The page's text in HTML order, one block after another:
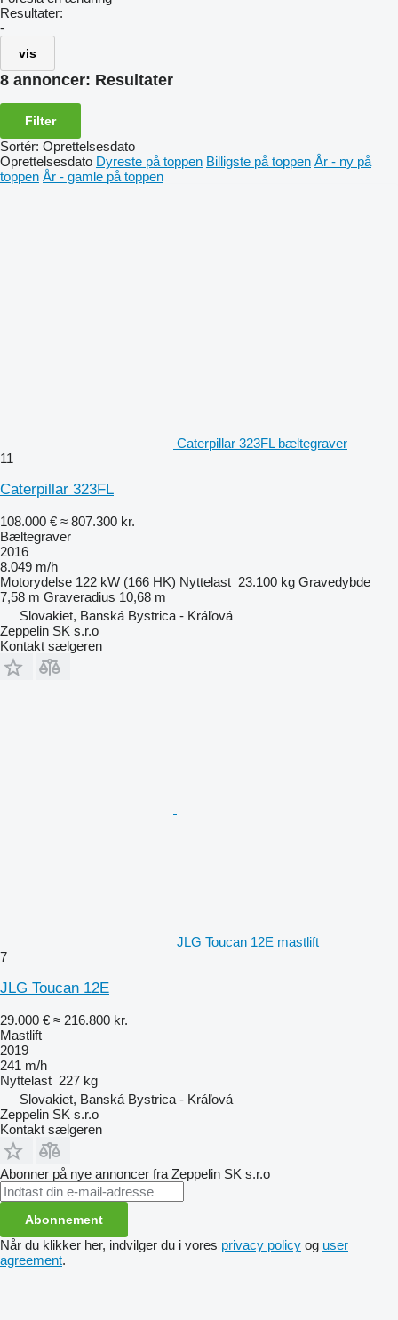
Resultater:
-
vis
8 annoncer: Resultater
Filter
Sortér: Oprettelsesdato
Oprettelsesdato Dyreste på toppen Billigste på toppen År - ny på
toppen År - gamle på toppen
Caterpillar 323FL bæltegraver
11
Caterpillar 323FL
108.000 € ≈ 807.300 kr.
Bæltegraver
2016
8.049 m/h
Motorydelse 122 kW (166 HK) Nyttelast 23.100 kg Gravedybde
7,58 m Graveradius 10,68 m
Slovakiet, Banská Bystrica - Kráľová
Zeppelin SK s.r.o
Kontakt sælgeren
JLG Toucan 12E mastlift
7
JLG Toucan 12E
29.000 € ≈ 216.800 kr.
Mastlift
2019
241 m/h
Nyttelast 227 kg
Slovakiet, Banská Bystrica - Kráľová
Zeppelin SK s.r.o
Kontakt sælgeren
Abonner på nye annoncer fra Zeppelin SK s.r.o
Abonnement
Når du klikker her, indvilger du i vores privacy policy og user
agreement.